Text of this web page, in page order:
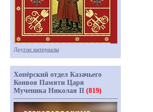
Другие материалы
Хопёрский отдел Казачьего
Конвоя Памяти Царя
Мученика Николая II (819)